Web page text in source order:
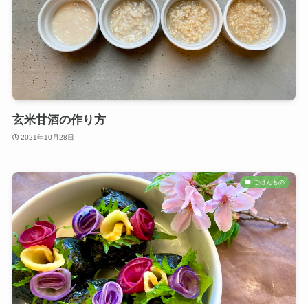
玄米甘酒の作り方
2021年10月28日
ごはんもの